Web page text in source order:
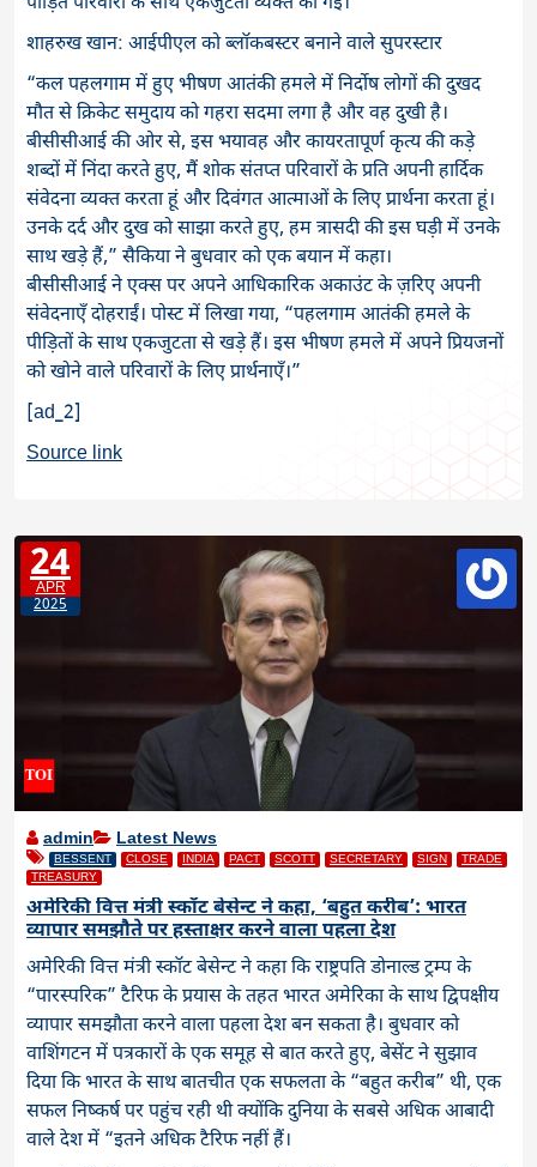
शाहरुख खान: आईपीएल को ब्लॉकबस्टर बनाने वाले सुपरस्टार
“कल पहलगाम में हुए भीषण आतंकी हमले में निर्दोष लोगों की दुखद
मौत से क्रिकेट समुदाय को गहरा सदमा लगा है और वह दुखी है।
बीसीसीआई की ओर से, इस भयावह और कायरतापूर्ण कृत्य की कड़े
शब्दों में निंदा करते हुए, मैं शोक संतप्त परिवारों के प्रति अपनी हार्दिक
संवेदना व्यक्त करता हूं और दिवंगत आत्माओं के लिए प्रार्थना करता हूं।
उनके दर्द और दुख को साझा करते हुए, हम त्रासदी की इस घड़ी में उनके
साथ खड़े हैं,” सैकिया ने बुधवार को एक बयान में कहा।
बीसीसीआई ने एक्स पर अपने आधिकारिक अकाउंट के ज़रिए अपनी
संवेदनाएँ दोहराईं। पोस्ट में लिखा गया, “पहलगाम आतंकी हमले के
पीड़ितों के साथ एकजुटता से खड़े हैं। इस भीषण हमले में अपने प्रियजनों
को खोने वाले परिवारों के लिए प्रार्थनाएँ।”
[ad_2]
Source link
24
APR
2025
admin Latest News
BESSENT CLOSE INDIA PACT SCOTT SECRETARY SIGN
TRADE
TREASURY
अमेरिकी वित्त मंत्री स्कॉट बेसेन्ट ने कहा, ‘बहुत करीब’: भारत
व्यापार समझौते पर हस्ताक्षर करने वाला पहला देश
अमेरिकी वित्त मंत्री स्कॉट बेसेन्ट ने कहा कि राष्ट्रपति डोनाल्ड ट्रम्प के
“पारस्परिक” टैरिफ के प्रयास के तहत भारत अमेरिका के साथ द्विपक्षीय
व्यापार समझौता करने वाला पहला देश बन सकता है। बुधवार को
वाशिंगटन में पत्रकारों के एक समूह से बात करते हुए, बेसेंट ने सुझाव
दिया कि भारत के साथ बातचीत एक सफलता के “बहुत करीब” थी, एक
सफल निष्कर्ष पर पहुंच रही थी क्योंकि दुनिया के सबसे अधिक आबादी
वाले देश में “इतने अधिक टैरिफ नहीं हैं।